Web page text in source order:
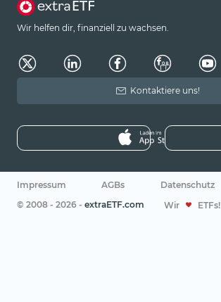
Wir helfen dir, finanziell zu wachsen.
Kontaktiere uns!
Impressum AGBs Datenschutz
© 2008 - 2026 - extraETF.com Wir ETFs!